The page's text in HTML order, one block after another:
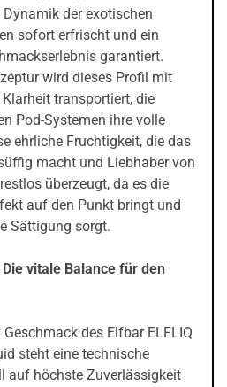
der exotischen
sofort erfrischt und ein
garantiert.
wird dieses Profil mit
transportiert, die
Pod-Systemen ihre volle
ehrliche Fruchtigkeit, die das
macht und Liebhaber von
überzeugt, da es die
auf den Punkt bringt und
Sättigung sorgt.
vitale Balance für den
des Elfbar ELFLIQ
steht eine technische
auf höchste Zuverlässigkeit